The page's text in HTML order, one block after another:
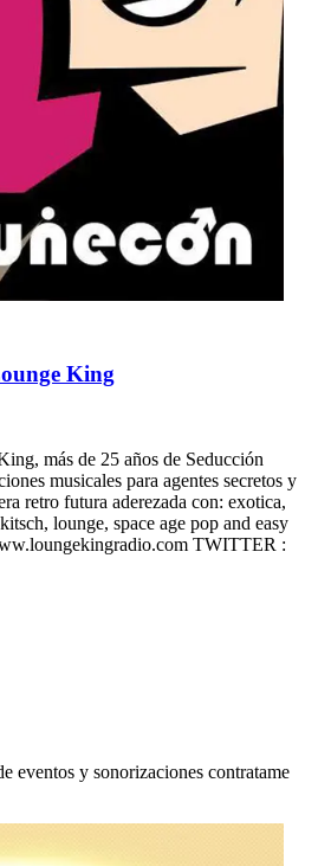
King
más de 25 años de Seducción
musicales para agentes secretos y
retro futura aderezada con: exotica,
lounge, space age pop and easy
TWITTER :
eventos y sonorizaciones contratame